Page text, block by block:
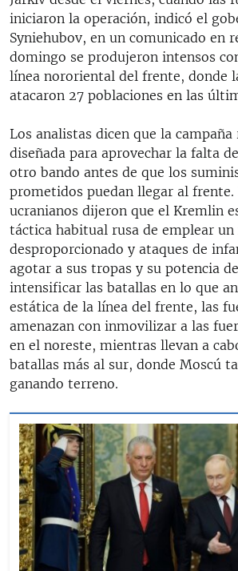
iniciaron la operación, indicó el
Syniehubov, en un comunicado en
domingo se produjeron intensos
línea nororiental del frente, donde
atacaron 27 poblaciones en las
Los analistas dicen que la campaña
diseñada para aprovechar la falta
otro bando antes de que los
prometidos puedan llegar al frente.
ucranianos dijeron que el Kremlin
táctica habitual rusa de emplear un
desproporcionado y ataques de
agotar a sus tropas y su potencia
intensificar las batallas en lo que
estática de la línea del frente, las
amenazan con inmovilizar a las
en el noreste, mientras llevan a
batallas más al sur, donde Moscú
ganando terreno.